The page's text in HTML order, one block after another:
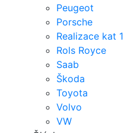
Peugeot
Porsche
Realizace kat 1
Rols Royce
Saab
Škoda
Toyota
Volvo
VW